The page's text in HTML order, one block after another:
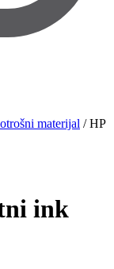
materijal /HP
ink